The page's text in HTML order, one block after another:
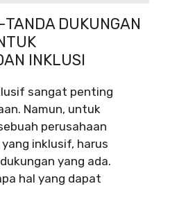
DUKUNGAN
INKLUSI
sangat penting
Namun, untuk
perusahaan
inklusif, harus
yang ada.
hal yang dapat